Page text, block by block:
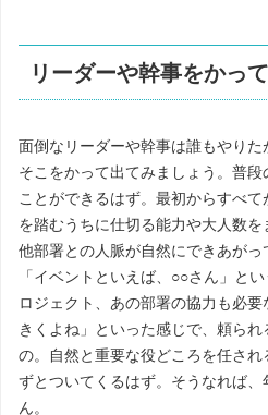
リーダーや幹事をかっ
面倒なリーダーや幹事は誰もやりた
そこをかって出てみましょう。普
ことができるはず。最初からすべ
を踏むうちに仕切る能力や大人数を
他部署との人脈が自然にできあが
「イベントといえば、○○さん」と
ロジェクト、あの部署の協力も必
きくよね」といった感じで、頼ら
の。自然と重要な役どころを任さ
ずとついてくるはず。そうなれば
ん。